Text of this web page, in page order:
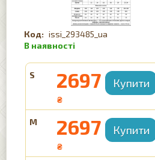
issi_293485_ua
S 2697
₴
M 2697
₴